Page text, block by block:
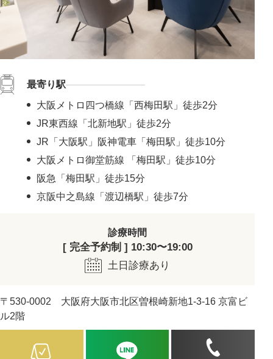
最寄り駅
大阪メトロ四つ橋線「西梅田駅」徒歩2分
JR東西線「北新地駅」徒歩2分
JR「大阪駅」阪神電車「梅田駅」徒歩10分
大阪メトロ御堂筋線 「梅田駅」徒歩10分
阪急「梅田駅」徒歩15分
京阪中之島線「渡辺橋駅」徒歩7分
診療時間
[ 完全予約制 ] 10:30〜19:00
土日診療あり
〒530-0002 大阪府大阪市北区曽根崎新地1-3-16 京富ビ
ル2階